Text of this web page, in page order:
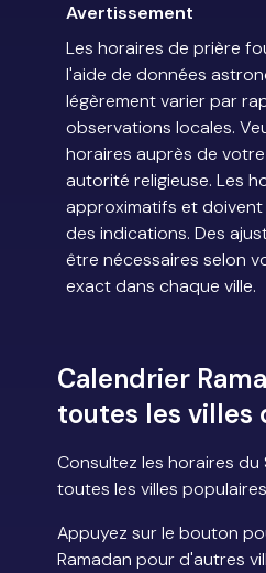
Avertissement
Les horaires de prière
l'aide de données
légèrement varier par
observations locales.
horaires auprès de
autorité religieuse. Les
approximatifs et
des indications. Des
être nécessaires selon
exact dans chaque ville.
Calendrier
toutes les villes
Consultez les horaires
toutes les villes
Appuyez sur le bouton
Ramadan pour d'autres